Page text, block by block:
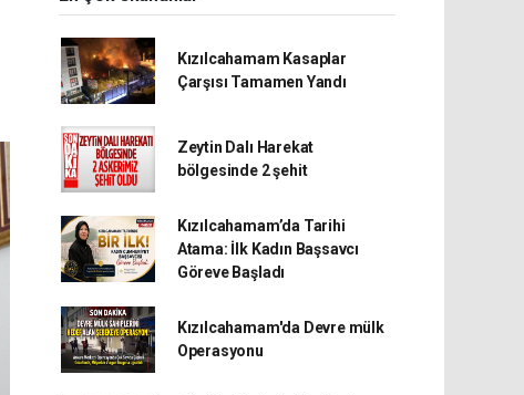
Kızılcahamam Kasaplar
Çarşısı Tamamen Yandı
Zeytin Dalı Harekat
bölgesinde 2 şehit
Kızılcahamam’da Tarihi
Atama: İlk Kadın Başsavcı
Göreve Başladı
Kızılcahamam'da Devre mülk
Operasyonu